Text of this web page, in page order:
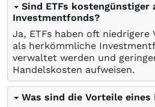
Sind ETFs kostengünstiger
Investmentfonds?
Ja, ETFs haben oft niedrigere
als herkömmliche
verwaltet werden und
Handelskosten aufweisen.
Was sind die Vorteile eines